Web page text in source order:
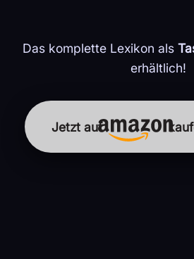
Das komplette Lexikon als
erhältlich!
Jetzt auf